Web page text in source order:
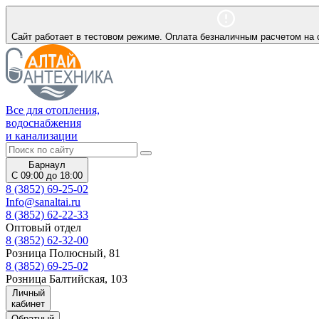
Сайт работает в тестовом режиме. Оплата безналичным расчетом на
Все для отопления,
водоснабжения
и канализации
Барнаул
С 09:00 до 18:00
8 (3852) 69-25-02
Info@sanaltai.ru
8 (3852) 62-22-33
Оптовый отдел
8 (3852) 62-32-00
Розница Полюсный, 81
8 (3852) 69-25-02
Розница Балтийская, 103
Личный
кабинет